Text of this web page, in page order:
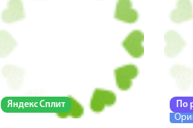
Яндекс Сплит
По